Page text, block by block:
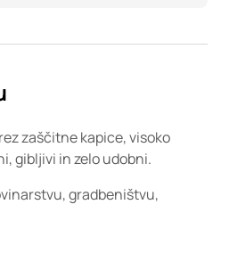
zaščitne kapice, visoko
gibljivi in zelo udobni.
gradbeništvu,